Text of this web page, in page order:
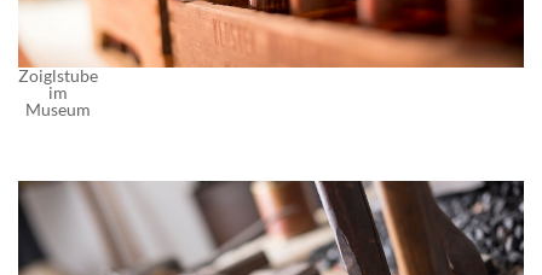
Zoiglstube
im
Museum